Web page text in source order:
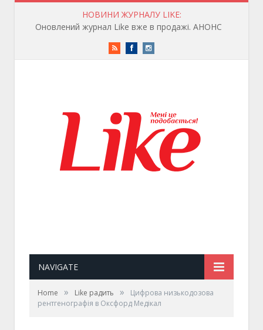
НОВИНИ ЖУРНАЛУ LIKE:
Оновлений журнал Like вже в продажі. АНОНС
RSS FacebookInstagram
NAVIGATE
Home » Like радить »
Цифрова низькодозова
рентгенографія в Оксфорд Медікал